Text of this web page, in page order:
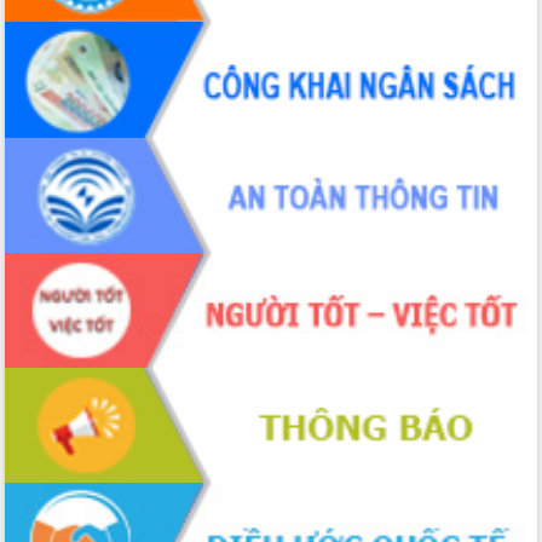
UBND tỉnh họp báo định kỳ tháng 4
năm 2026
Hội thảo khoa học “Giải pháp thúc đẩy
phát triển nền kinh tế xanh tại tỉnh
Đắk Lắk”
Tăng cường giám sát, đôn đốc thực
hiện nhiệm vụ quản lý tài sản công
hàng tuần
Tháo gỡ những vướng mắc, đẩy mạnh
công tác cải cách thủ tục hành chính
tại Trung tâm Phục vụ hành chính
công tỉnh
Đắk Lắk: Tôn vinh 46 giải pháp tại Hội
thi Sáng tạo Kỹ thuật 2024 - 2025
Đắk Lắk rà soát, điều chỉnh Đề án 190
về phát triển nuôi trồng thủy sản
Phó Chủ tịch UBND tỉnh Đắk Lắk
Trương Công Thái kiểm tra thực địa
Dự án cao tốc Khánh Hòa - Buôn Ma
Thuột